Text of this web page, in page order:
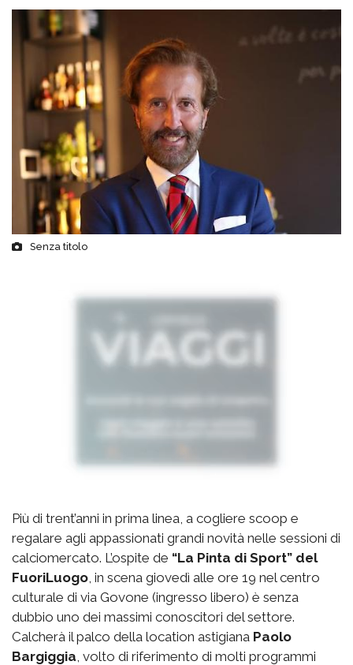
Senza titolo
Più di trent’anni in prima linea, a cogliere scoop e
regalare agli appassionati grandi novità nelle sessioni di
calciomercato. L’ospite de “La Pinta di Sport” del
FuoriLuogo , in scena giovedì alle ore 19 nel centro
culturale di via Govone (ingresso libero) è senza
dubbio uno dei massimi conoscitori del settore.
Calcherà il palco della location astigiana Paolo
Bargiggia , volto di riferimento di molti programmi